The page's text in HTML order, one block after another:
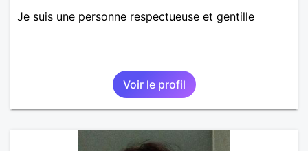
Je suis une personne respectueuse et gentille
Voir le profil